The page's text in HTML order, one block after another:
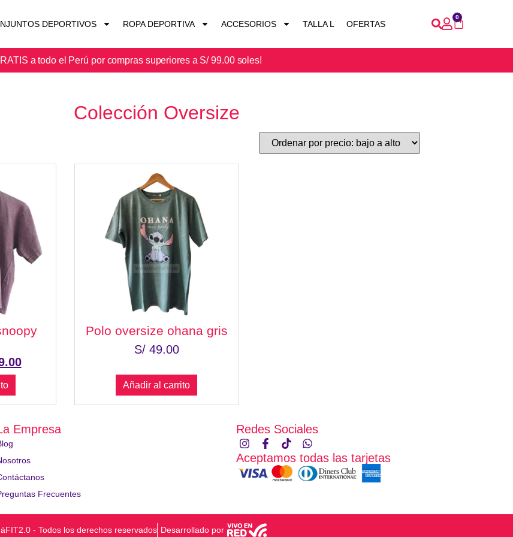
DEPORTIVOS ROPA DEPORTIVA ACCESORIOS TALLA L OFERTAS
0
a todo el Perú por compras superiores a S/ 99.00 soles!
Colección Oversize
Polo oversize ohana gris
S/49.00
Añadir al carrito
Empresa
Frecuentes
Redes Sociales
Aceptamos todas las tarjetas
- Todos los derechos reservados Desarrollado por